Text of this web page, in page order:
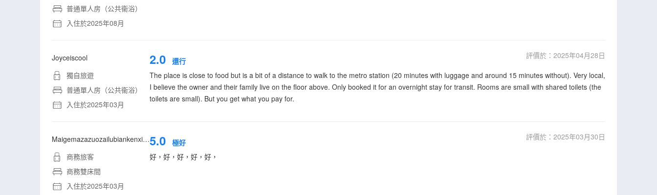
普通單人房（公共衞浴）
入住於2025年08月
Joyceiscool
獨自旅遊
普通單人房（公共衞浴）
入住於2025年03月
2.0 還行
評價於：2025年04月28日
The place is close to food but is a bit of a distance to walk to the metro station (20 minutes with luggage and around 15 minutes without). Very local,
I believe the owner and their family live on the floor above. Only booked it for an overnight stay for transit. Rooms are small with shared toilets (the
toilets are small). But you get what you pay for.
Maigemazazuozailubiankenxigua
商務旅客
商務雙床間
入住於2025年03月
5.0 極好
評價於：2025年03月30日
好，好，好，好，好，